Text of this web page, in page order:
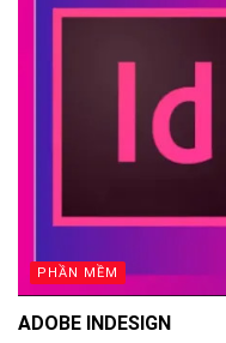
PHẦN MỀM
ADOBE INDESIGN